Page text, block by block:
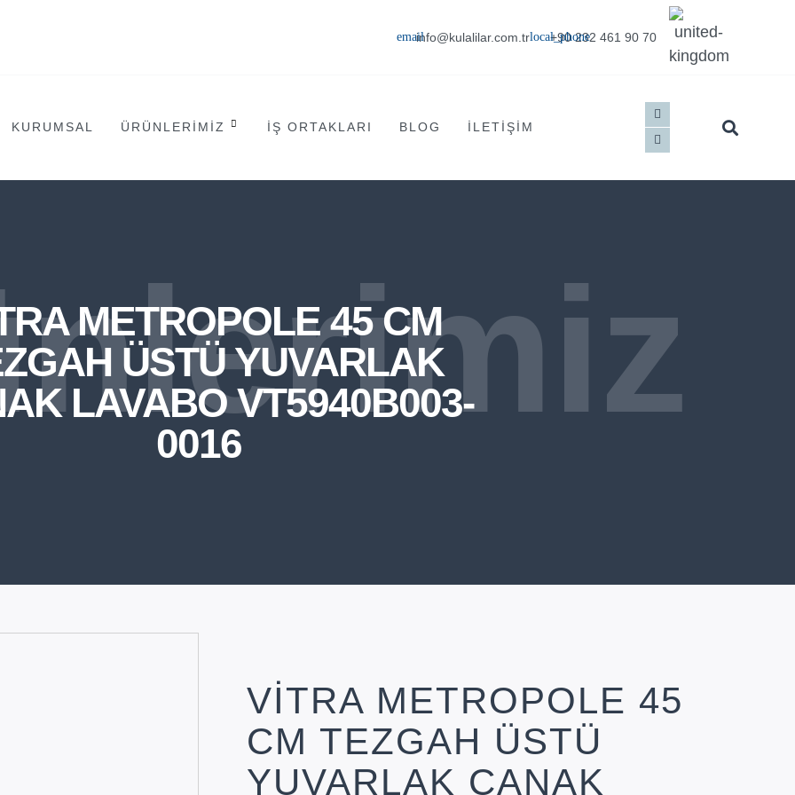
info@kulalilar.com.tr +90 232 461 90 70
KURUMSAL ÜRÜNLERIMIZ İŞ ORTAKLARI BLOG İLETIŞIM
METROPOLE 45 CM
ÜSTÜ YUVARLAK
LAVABO VT5940B003-
0016
VİTRA METROPOLE 45
CM TEZGAH ÜSTÜ
YUVARLAK ÇANAK